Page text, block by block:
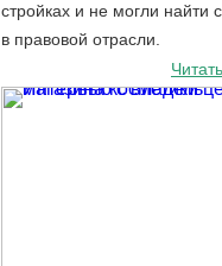
стройках и не могли найти
в правовой отрасли.